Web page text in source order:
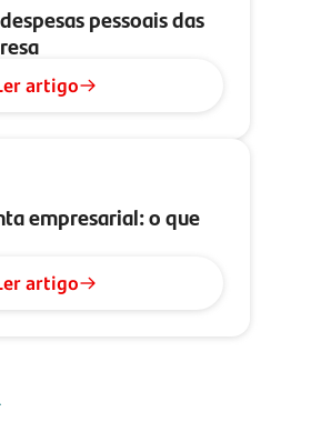
pessoais das
artigo
empresarial: o que
artigo